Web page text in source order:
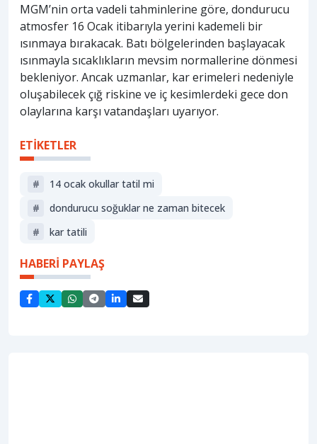
MGM’nin orta vadeli tahminlerine göre, dondurucu
atmosfer 16 Ocak itibarıyla yerini kademeli bir
ısınmaya bırakacak. Batı bölgelerinden başlayacak
ısınmayla sıcaklıkların mevsim normallerine dönmesi
bekleniyor. Ancak uzmanlar, kar erimeleri nedeniyle
oluşabilecek çığ riskine ve iç kesimlerdeki gece don
olaylarına karşı vatandaşları uyarıyor.
ETİKETLER
#
14 ocak okullar tatil mi
#
dondurucu soğuklar ne zaman bitecek
#
kar tatili
HABERİ PAYLAŞ